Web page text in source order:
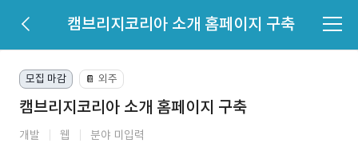
캠브리지코리아 소개 홈페이지 구축
모집 마감 📔 외주
캠브리지코리아 소개 홈페이지 구축
개발 웹 분야 미입력